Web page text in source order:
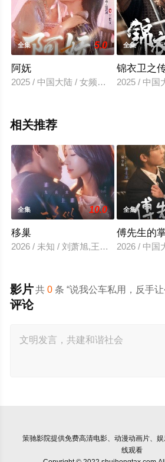
全集 5.0
阿妩
2025 / 中国大陆 / 女频恋爱
全集
锦衣卫之
2025 / 中国
相关推荐
全集 10.0
移巢
2026 / 未知 / 刘萧旭,王格格
全集
傅先生的
2026 / 中国
共0 条 “说我公车私用，反手
影片
评论
策驰影院提供免费高清电影、动漫动画片、
线观看